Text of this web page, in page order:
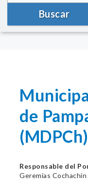
Buscar
de
(MDPCh)
Responsable del
Geremias